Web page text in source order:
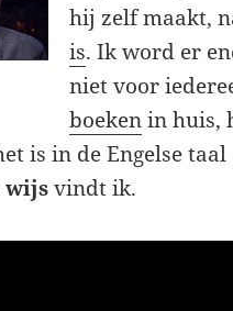
hij zelf maakt,
is. Ik word er
niet voor
boekenin huis,
is in de Engelse
wijsvindt ik.